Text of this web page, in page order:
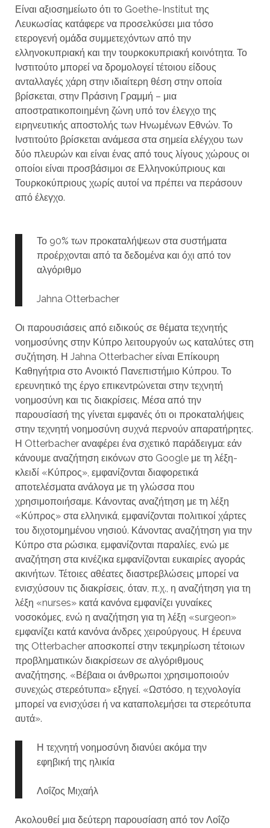
Είναι αξιοσημείωτο ότι το Goethe-Institut της
Λευκωσίας κατάφερε να προσελκύσει μια τόσο
ετερογενή ομάδα συμμετεχόντων από την
ελληνοκυπριακή και την τουρκοκυπριακή κοινότητα. Το
Ινστιτούτο μπορεί να δρομολογεί τέτοιου είδους
ανταλλαγές χάρη στην ιδιαίτερη θέση στην οποία
βρίσκεται, στην Πράσινη Γραμμή – μια
αποστρατικοποιημένη ζώνη υπό τον έλεγχο της
ειρηνευτικής αποστολής των Ηνωμένων Εθνών. Το
Ινστιτούτο βρίσκεται ανάμεσα στα σημεία ελέγχου των
δύο πλευρών και είναι ένας από τους λίγους χώρους οι
οποίοι είναι προσβάσιμοι σε Ελληνοκύπριους και
Τουρκοκύπριους χωρίς αυτοί να πρέπει να περάσουν
από έλεγχο.
Το 90% των προκαταλήψεων στα συστήματα
προέρχονται από τα δεδομένα και όχι από τον
αλγόριθμο
Jahna Otterbacher
Οι παρουσιάσεις από ειδικούς σε θέματα τεχνητής
νοημοσύνης στην Κύπρο λειτουργούν ως καταλύτες στη
συζήτηση. Η Jahna Otterbacher είναι Επίκουρη
Καθηγήτρια στο Ανοικτό Πανεπιστήμιο Κύπρου. Το
ερευνητικό της έργο επικεντρώνεται στην τεχνητή
νοημοσύνη και τις διακρίσεις. Μέσα από την
παρουσίασή της γίνεται εμφανές ότι οι προκαταλήψεις
στην τεχνητή νοημοσύνη συχνά περνούν απαρατήρητες.
Η Otterbacher αναφέρει ένα σχετικό παράδειγμα: εάν
κάνουμε αναζήτηση εικόνων στο Google με τη λέξη-
κλειδί «Κύπρος», εμφανίζονται διαφορετικά
αποτελέσματα ανάλογα με τη γλώσσα που
χρησιμοποιήσαμε. Κάνοντας αναζήτηση με τη λέξη
«Κύπρος» στα ελληνικά, εμφανίζονται πολιτικοί χάρτες
του διχοτομημένου νησιού. Κάνοντας αναζήτηση για την
Κύπρο στα ρώσικα, εμφανίζονται παραλίες, ενώ με
αναζήτηση στα κινέζικα εμφανίζονται ευκαιρίες αγοράς
ακινήτων. Τέτοιες αθέατες διαστρεβλώσεις μπορεί να
ενισχύσουν τις διακρίσεις, όταν, π.χ., η αναζήτηση για τη
λέξη «nurses» κατά κανόνα εμφανίζει γυναίκες
νοσοκόμες, ενώ η αναζήτηση για τη λέξη «surgeon»
εμφανίζει κατά κανόνα άνδρες χειρούργους. Η έρευνα
της Otterbacher αποσκοπεί στην τεκμηρίωση τέτοιων
προβληματικών διακρίσεων σε αλγόριθμους
αναζήτησης. «Βέβαια οι άνθρωποι χρησιμοποιούν
συνεχώς στερεότυπα» εξηγεί. «Ωστόσο, η τεχνολογία
μπορεί να ενισχύσει ή να καταπολεμήσει τα στερεότυπα
αυτά».
Η τεχνητή νοημοσύνη διανύει ακόμα την
εφηβική της ηλικία
Λοΐζος Μιχαήλ
Ακολουθεί μια δεύτερη παρουσίαση από τον Λοΐζο